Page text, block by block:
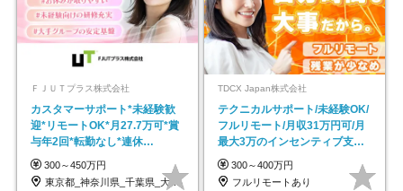
ＦＪＵＴプラス株式会社
カスタマーサポート*未経験歓
迎*リモートOK*月27.7万可*賞
与年2回*転勤なし*連休
OK/ZE010232
300～450万円
東京都_神奈川県_千葉県_大阪府_愛知県…
TDCX Japan株式会社
テクニカルサポート/未経験OK/
フルリモート/月収31万円可/月
最大3万のインセンティブ支給/
平均年齢33歳
300～400万円
フルリモートあり